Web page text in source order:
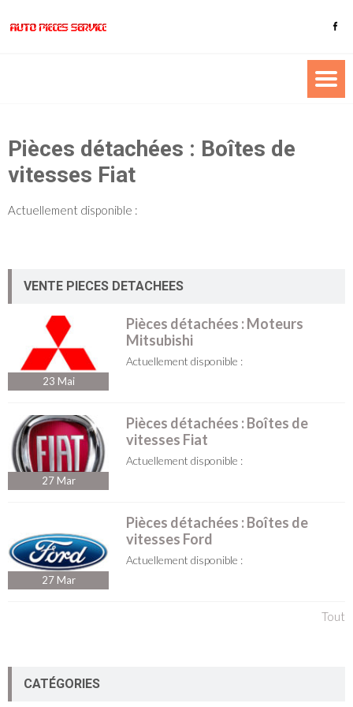
Pièces détachées : Boîtes de
vitesses Fiat
Actuellement disponible :
VENTE PIECES DETACHEES
23 Mai
Pièces détachées : Moteurs
Mitsubishi
Actuellement disponible :
27 Mar
Pièces détachées : Boîtes de
vitesses Fiat
Actuellement disponible :
27 Mar
Pièces détachées : Boîtes de
vitesses Ford
Actuellement disponible :
Tout
CATÉGORIES